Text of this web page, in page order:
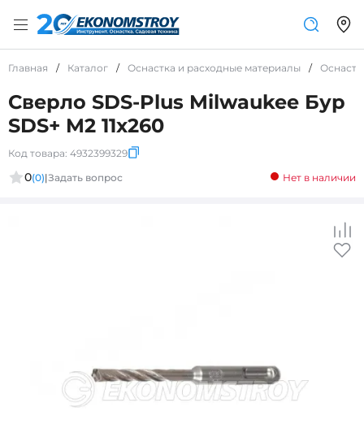
Главная / Каталог / Оснастка и расходные материалы /
Сверло SDS-Plus Milwaukee Бур
SDS+ M2 11x260
Код товара: 4932399329
0(0)|Задать вопрос Нет в наличии